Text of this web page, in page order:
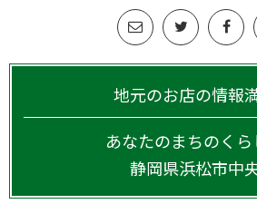
地元のお店の情報
あなたのまちのく
静岡県浜松市中